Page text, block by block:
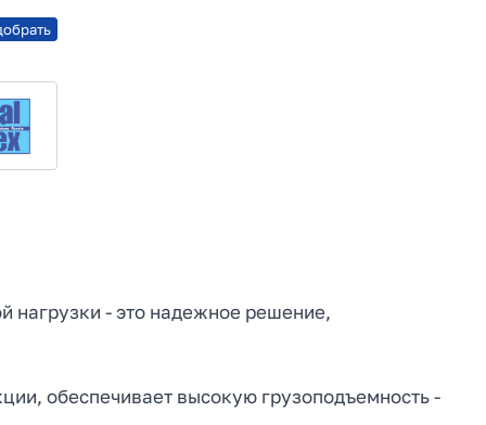
нагрузки - это надежное решение,
обеспечивает высокую грузоподъемность -